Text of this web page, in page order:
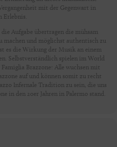
mit der Gegenwart in
Aufgabe übertragen die mühsam
und möglichst authentisch zu
es die Wirkung der Musik an einem
Selbstverständlich spielen im World
Brazzone: Alle wuchsen mit
auf und können somit zu recht
Infernale Tradition zu sein, die uns
in den 20er Jahren in Palermo stand.